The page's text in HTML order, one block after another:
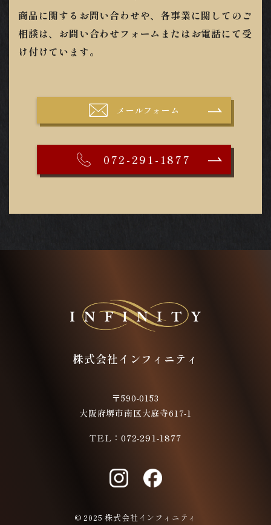
商品に関するお問い合わせや、各事業に関してのご
相談は、お問い合わせフォームまたはお電話にて受
け付けています。
メールフォーム
072-291-1877
株式会社インフィニティ
〒590-0153
大阪府堺市南区大庭寺617-1
TEL：072-291-1877
© 2025 株式会社インフィニティ